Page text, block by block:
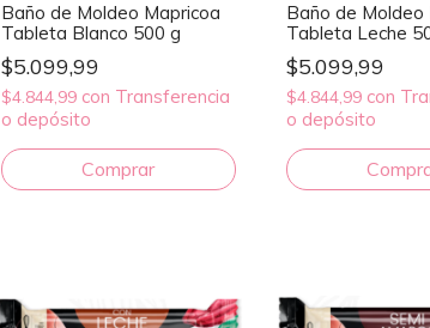
Baño de Moldeo Mapricoa
Tableta Blanco 500 g
$5.099,99
$4.844,99 con Transferencia
o depósito
Baño de Moldeo
Tableta Leche
$5.099,99
$4.844,99 con
o depósito